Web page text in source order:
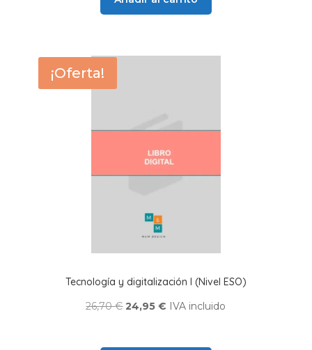
26,60 €. 25,50 €.
¡Oferta!
Tecnología y digitalización I (Nivel ESO)
26,70€El
24,95€ El
IVA incluido